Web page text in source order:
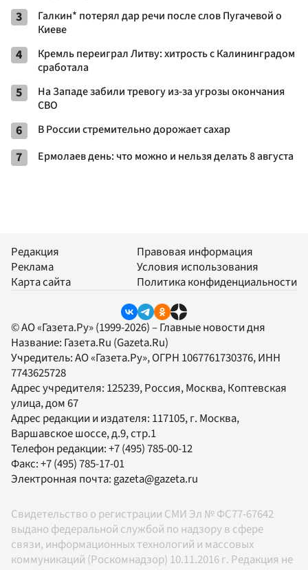
3
Галкин* потерял дар речи после слов Пугачевой о
Киеве
4
Кремль переиграл Литву: хитрость с Калининградом
сработала
5
На Западе забили тревогу из-за угрозы окончания
СВО
6 В России стремительно дорожает сахар
7 Ермолаев день: что можно и нельзя делать 8 августа
Редакция
Реклама
Карта сайта
Правовая информация
Условия использования
Политика конфиденциальности
© АО «Газета.Ру» (1999-2026) – Главные новости дня
Название: Газета.Ru (Gazeta.Ru)
Учредитель:АО «Газета.Ру», ОГРН 1067761730376, ИНН
7743625728
Адрес учредителя: 125239, Россия, Москва, Коптевская
улица, дом 67
Адрес редакции и издателя: 117105, г. Москва,
Варшавское шоссе, д.9, стр.1
Телефон редакции:+7 (495) 785-00-12
Факс:+7 (495) 785-17-01
Электронная почта:gazeta@gazeta.ru
Свидетельство о регистрации СМИ Эл № ФС77-67642
выдано федеральной службой по надзору в сфере
связи, информационных технологий и массовых
коммуникаций (Роскомнадзор) 10.11.2016 г. Редакция не